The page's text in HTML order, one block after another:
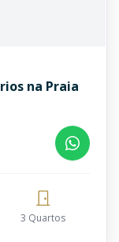
na Praia
3 Quartos